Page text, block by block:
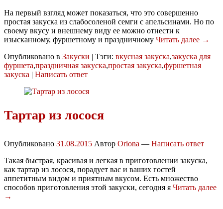
На первый взгляд может показаться, что это совершенно
простая закуска из слабосоленой семги с апельсинами. Но по
своему вкусу и внешнему виду ее можно отнести к
изысканному, фуршетному и праздничному Читать далее →
Опубликовано в Закуски | Тэги: вкусная закуска,закуска для
фуршета,праздничная закуска,простая закуска,фуршетная
закуска | Написать ответ
Тартар из лосося
Опубликовано 31.08.2015 Автор Oriona — Написать ответ
Такая быстрая, красивая и легкая в приготовлении закуска,
как тартар из лосося, порадует вас и ваших гостей
аппетитным видом и приятным вкусом. Есть множество
способов приготовления этой закуски, сегодня я Читать далее
→